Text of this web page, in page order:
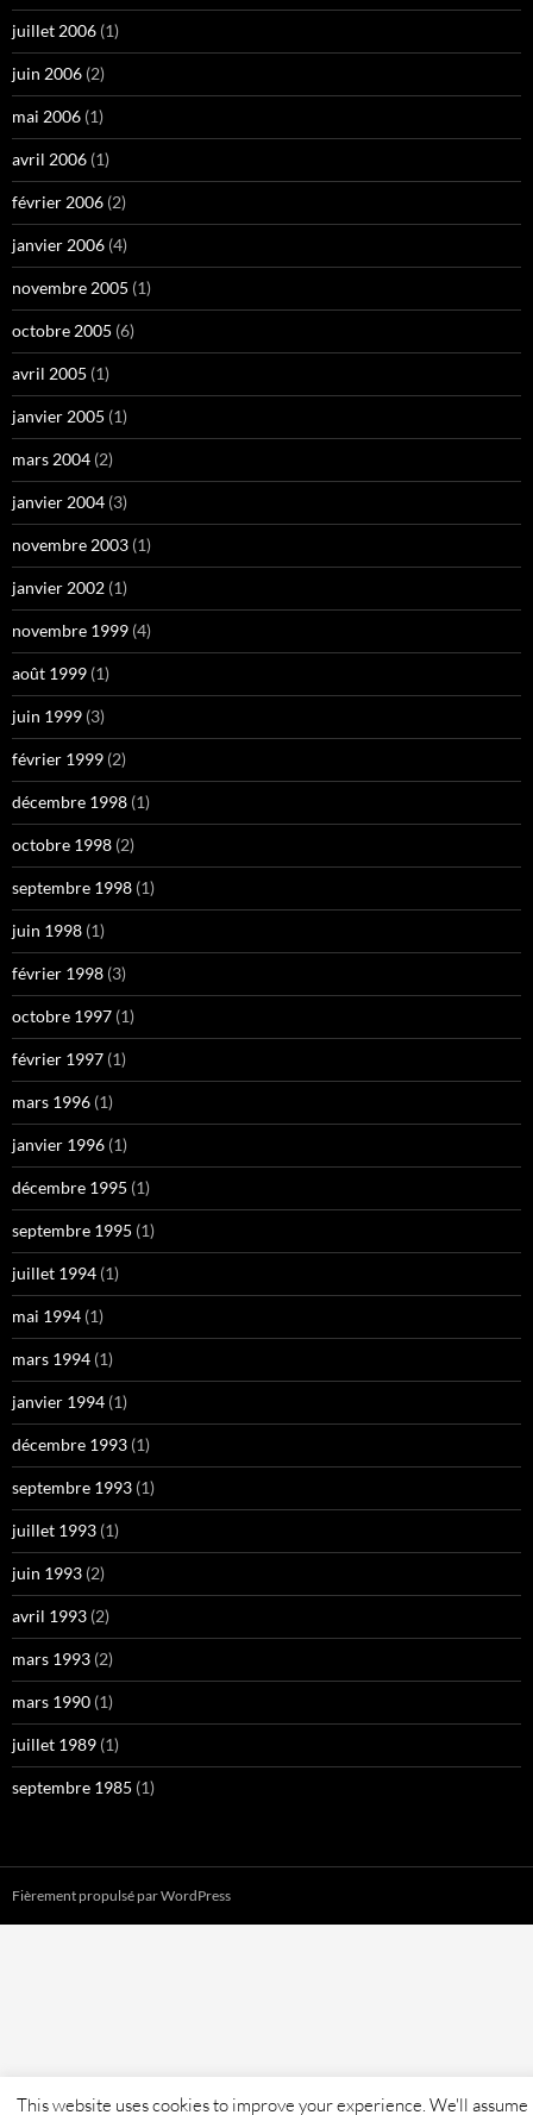
juillet 2006 (1)
juin 2006 (2)
mai 2006 (1)
avril 2006 (1)
février 2006 (2)
janvier 2006 (4)
novembre 2005 (1)
octobre 2005 (6)
avril 2005 (1)
janvier 2005 (1)
mars 2004 (2)
janvier 2004 (3)
novembre 2003 (1)
janvier 2002 (1)
novembre 1999 (4)
août 1999 (1)
juin 1999 (3)
février 1999 (2)
décembre 1998 (1)
octobre 1998 (2)
septembre 1998 (1)
juin 1998 (1)
février 1998 (3)
octobre 1997 (1)
février 1997 (1)
mars 1996 (1)
janvier 1996 (1)
décembre 1995 (1)
septembre 1995 (1)
juillet 1994 (1)
mai 1994 (1)
mars 1994 (1)
janvier 1994 (1)
décembre 1993 (1)
septembre 1993 (1)
juillet 1993 (1)
juin 1993 (2)
avril 1993 (2)
mars 1993 (2)
mars 1990 (1)
juillet 1989 (1)
septembre 1985 (1)
Fièrement propulsé par WordPress
This website uses cookies to improve your experience. We'll assume